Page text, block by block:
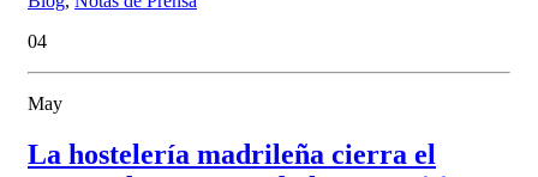
04
May
La hostelería madrileña cierra el